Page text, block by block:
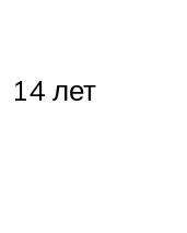
14 лет